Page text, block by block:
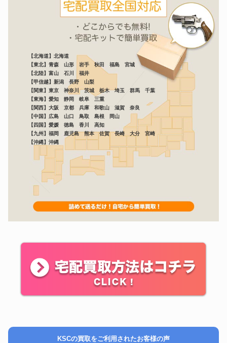
【北海道】北海道
【東北】青森 山形 岩手 秋田 福島 宮城
【北陸】富山 石川 福井
【甲信越】新潟 長野 山梨
【関東】東京 神奈川 茨城 栃木 埼玉 群馬 千葉
【東海】愛知 静岡 岐阜 三重
【関西】大阪 京都 兵庫 和歌山 滋賀 奈良
【中国】広島 山口 鳥取 島根 岡山
【四国】愛媛 徳島 香川 高知
【九州】福岡 鹿児島 熊本 佐賀 長崎 大分 宮崎
【沖縄】沖縄
KSCの買取をご利用されたお客様の声